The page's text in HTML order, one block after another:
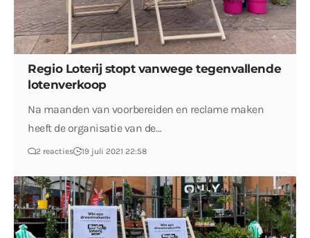
Regio Loterij stopt vanwege tegenvallende
lotenverkoop
Na maanden van voorbereiden en reclame maken
heeft de organisatie van de…
2 reacties 19 juli 2021 22:58